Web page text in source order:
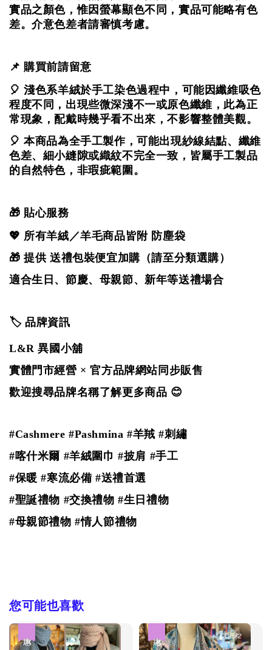
實品之顏色，惟因螢幕顯色不同，實品可能略有色
差。介意色差者請審慎考慮。
📌 購買前請留意
🎈 淺色系羊絨於手工染色過程中，可能因纖維吸色
程度不同，出現些微深淺不一或原色纖維，此為正
常現象，配戴時幾乎看不出來，不影響整體美觀。
🎈 本商品為全手工製作，可能出現紗線結點、纖維
色差、細小縫隙或織紋不完全一致， 皆屬手工製品
的自然特色，非瑕疵範圍。
🎁 貼心服務
💖 所有羊絨／羊毛商品皆附 防塵袋
🎁 提供 送禮包裝便宜加購（請至分類選購）
適合生日、節慶、母親節、新年等送禮場合
🏷️ 品牌資訊
L&R 異國小舖
實體門市經營 × 官方品牌網站同步販售
歡迎搜尋品牌名稱了解更多商品 😊
#Cashmere #Pashmina #羊羢#刺繡
#喀什米爾 #羊絨圍巾 #披肩 #手工
#保暖 #寒流必備 #送禮首選
#聖誕禮物 #交換禮物 #生日禮物
#母親節禮物 #情人節禮物
您可能也喜歡